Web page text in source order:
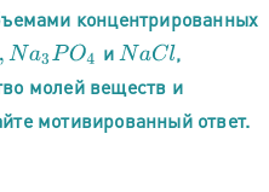
концентрированных
PO4 иNaCl
,
молей веществ и
мотивированный ответ.